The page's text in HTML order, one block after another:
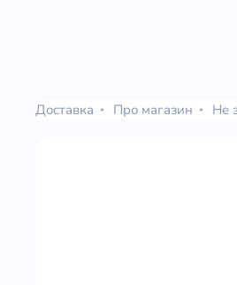
Доставка Про магазин Не